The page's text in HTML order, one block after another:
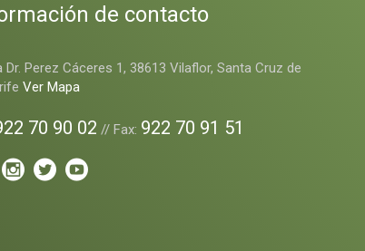
de contacto
Dr. Perez Cáceres 1, 38613 Vilaflor, Santa Cruz de
Ver Mapa
70 90 02 // Fax: 922 70 91 51